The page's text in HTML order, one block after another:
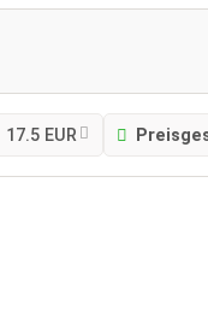
17.5 EUR